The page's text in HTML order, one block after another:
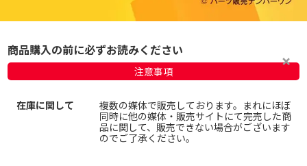
商品購入の前に必ずお読みください
注意事項
在庫に関して
複数の媒体で販売しております。まれにほぼ
同時に他の媒体・販売サイトにて完売した商
品に関して、販売できない場合がございます
のでご了承ください。